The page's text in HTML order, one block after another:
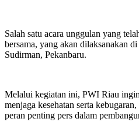
Salah satu acara unggulan yang
bersama, yang akan dilaksanakan
Sudirman, Pekanbaru.
Melalui kegiatan ini, PWI Riau
menjaga kesehatan serta
peran penting pers dalam